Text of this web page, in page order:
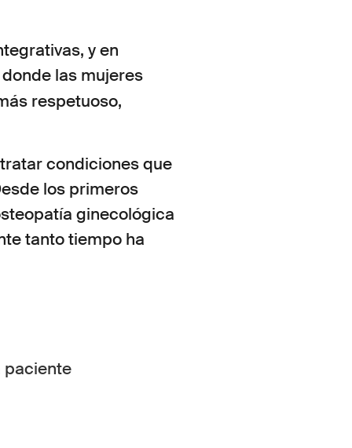
y en
las mujeres
respetuoso,
condiciones que
los primeros
ginecológica
tanto tiempo ha